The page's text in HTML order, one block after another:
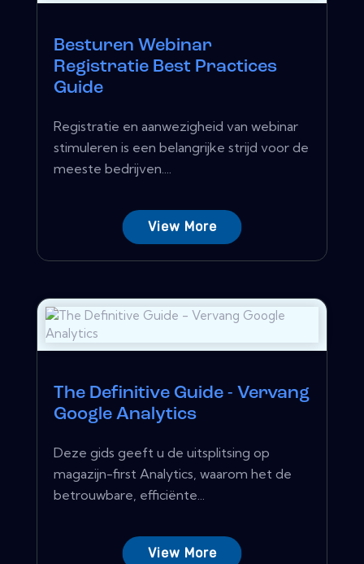
Besturen Webinar
Registratie Best Practices
Guide
Registratie en aanwezigheid van webinar
stimuleren is een belangrijke strijd voor de
meeste bedrijven....
View More
The Definitive Guide - Vervang
Google Analytics
Deze gids geeft u de uitsplitsing op
magazijn-first Analytics, waarom het de
betrouwbare, efficiënte...
View More